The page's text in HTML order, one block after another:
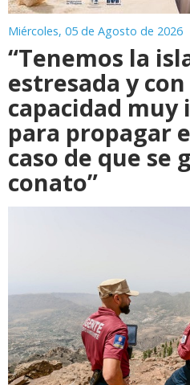
Miércoles, 05 de Agosto de 2026
“Tenemos la
estresada y
capacidad
para propagar
caso de que se
conato”